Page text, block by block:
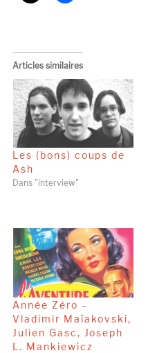
Articles similaires
Les (bons) coups de
Ash
Dans "interview"
Année Zéro –
Vladimir Maïakovski,
Julien Gasc, Joseph
L. Mankiewicz